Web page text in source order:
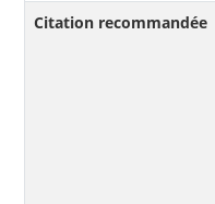
Citation recommandée